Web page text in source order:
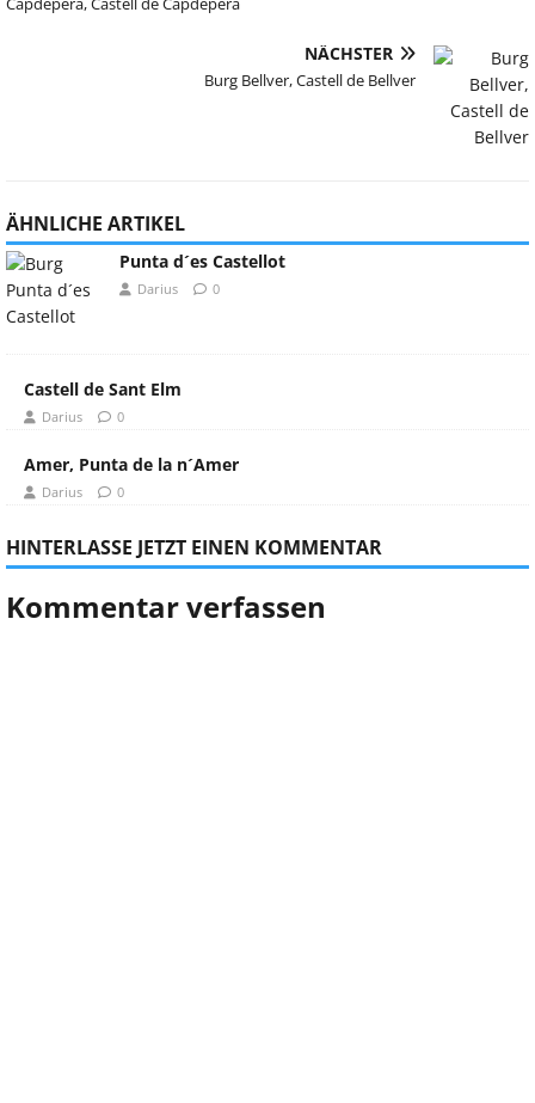
NÄCHSTER
Burg Bellver, Castell de Bellver
ÄHNLICHE ARTIKEL
Punta d´es Castellot
Darius 0
Castell de Sant Elm
Darius 0
Amer, Punta de la n´Amer
Darius 0
HINTERLASSE JETZT EINEN KOMMENTAR
Kommentar verfassen